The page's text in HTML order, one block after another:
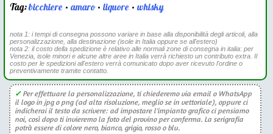
Tag:bicchiere •amaro•liquore •whisky
nota 1: i tempi di consegna possono variare in base alla disponibilità degli articoli, alla
personalizzazione, alla destinazione (isole in Italia oppure se all'estero)
nota 2: il costo della spedizione è relativo alle normali zone di consegna in italia: per
Venezia, isole minori e alcune altre aree in Italia verrà richiesto un contributo extra. Il
costo per le spedizioni all'estero verrà comunicato dopo aver ricevuto l'ordine o
preventivamente tramite contatto.
✓Per effettuare la personalizzazione, ti chiederemo via email o WhatsApp
il logo in jpg o png (ad alta risoluzione, meglio se in vettoriale), oppure ci
indicherai il testo da scrivere: ad impostare l'impianto grafico ci pensiamo
noi, così dopo ti invieremo la foto del provino per conferma. La serigrafia
potrà essere di colore nero, bianco, grigio, rosso o blu.